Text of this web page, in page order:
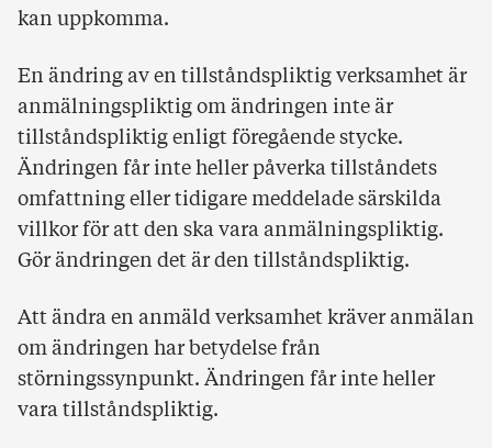
kan uppkomma.
En ändring av en tillståndspliktig verksamhet är
anmälningspliktig om ändringen inte är
tillståndspliktig enligt föregående stycke.
Ändringen får inte heller påverka tillståndets
omfattning eller tidigare meddelade särskilda
villkor för att den ska vara anmälningspliktig.
Gör ändringen det är den tillståndspliktig.
Att ändra en anmäld verksamhet kräver anmälan
om ändringen har betydelse från
störningssynpunkt. Ändringen får inte heller
vara tillståndspliktig.